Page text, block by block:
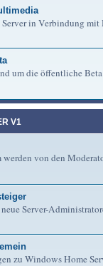
in Verbindung
um die öffentliche
V1
werden von den
Server-
zu Windows Home